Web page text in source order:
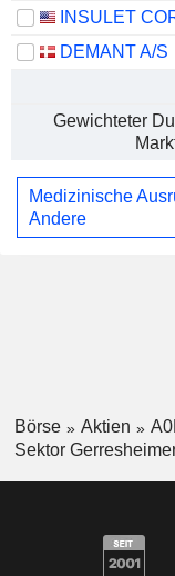
INSULET
DEMANT A/S
Gewichteter
Medizinische
Andere
Börse Aktien
Sektor